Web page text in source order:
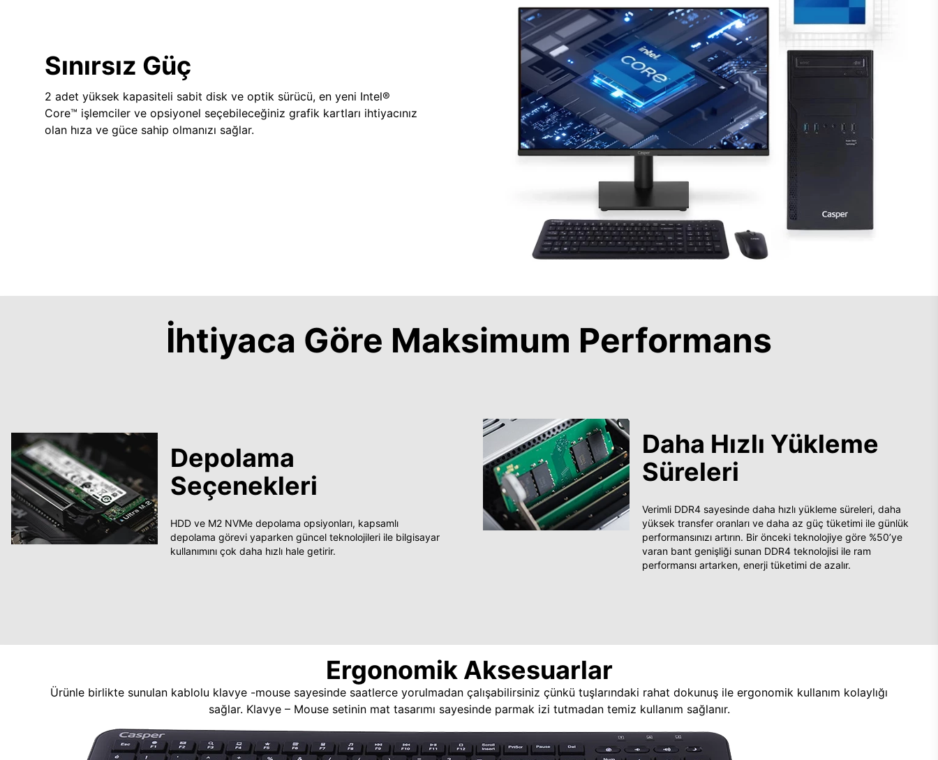
Sınırsız Güç
2 adet yüksek kapasiteli sabit disk ve optik sürücü, en yeni Intel®
Core™ işlemciler ve opsiyonel seçebileceğiniz grafik kartları ihtiyacınız
olan hıza ve güce sahip olmanızı sağlar.
İhtiyaca Göre Maksimum Performans
Depolama
Seçenekleri
HDD ve M2 NVMe depolama opsiyonları, kapsamlı
depolama görevi yaparken güncel teknolojileri ile bilgisayar
kullanımını çok daha hızlı hale getirir.
Daha Hızlı Yükleme
Süreleri
Verimli DDR4 sayesinde daha hızlı yükleme süreleri, daha
yüksek transfer oranları ve daha az güç tüketimi ile günlük
performansınızı artırın. Bir önceki teknolojiye göre %50’ye
varan bant genişliği sunan DDR4 teknolojisi ile ram
performansı artarken, enerji tüketimi de azalır.
Ergonomik Aksesuarlar
Ürünle birlikte sunulan kablolu klavye -mouse sayesinde saatlerce yorulmadan çalışabilirsiniz çünkü tuşlarındaki rahat dokunuş ile ergonomik kullanım kolaylığı
sağlar. Klavye – Mouse setinin mat tasarımı sayesinde parmak izi tutmadan temiz kullanım sağlanır.